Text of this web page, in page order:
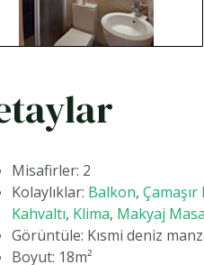
Misafirler: 2
Kolaylıklar: Balkon,
Kahvaltı, Klima, Makyaj
Görüntüle: Kısmi deniz
Boyut: 18m²